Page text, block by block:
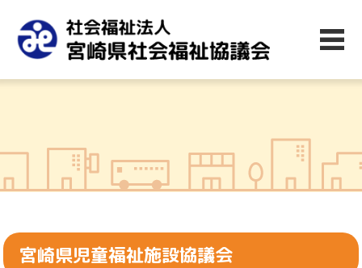
宮崎県児童福祉施設協議会